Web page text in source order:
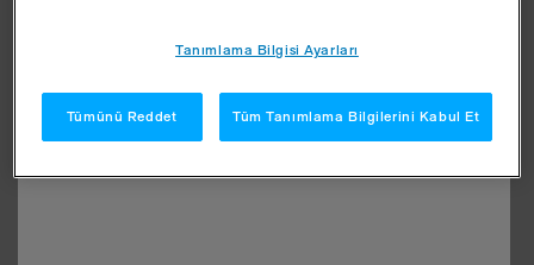
Tanımlama Bilgisi Ayarları
Tümünü Reddet Tüm Tanımlama Bilgilerini Kabul Et